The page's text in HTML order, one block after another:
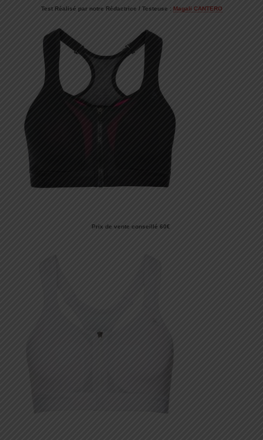
Test Réalisé par notre Rédactrice / Testeuse : Magali CANTERO
Prix de vente conseillé 60€